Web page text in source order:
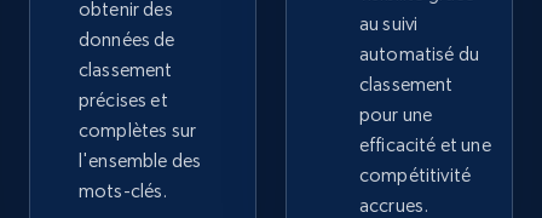
web using keywords
URL, Product id, Title, Product description,
Rating, Reviews count, Images, Variations, and
more.
Commencer
obtenir des
données de
classement
précises et
complètes sur
l'ensemble des
mots-clés.
au suivi
automatisé du
classement
pour une
efficacité et une
compétitivité
accrues.